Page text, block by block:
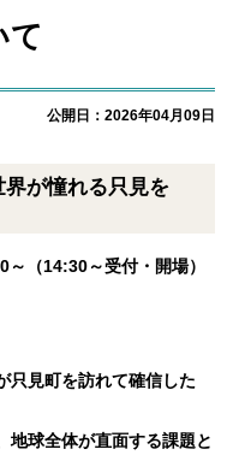
て
公開日：2026年04月09日
界が憧れる只見を
（14:30～受付・開場）
只見町を訪れて確信した
地球全体が直面する課題と